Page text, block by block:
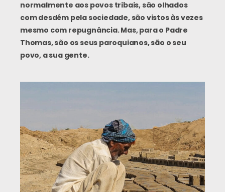
normalmente aos povos tribais, são olhados
com desdém pela sociedade, são vistos às vezes
mesmo com repugnância. Mas, para o Padre
Thomas, são os seus paroquianos, são o seu
povo, a sua gente.